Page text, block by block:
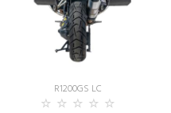
R1200GS LC